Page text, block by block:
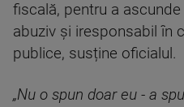
fiscală, pentru a
abuziv și iresponsabil în
publice, susține oficialul.
„Nu o spun doar eu - a